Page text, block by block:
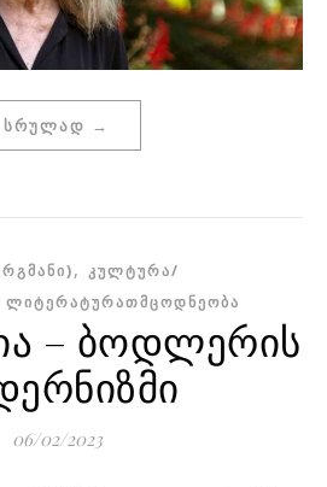
ᲡᲠᲣᲚᲐᲓ →
, ᲙᲣᲚᲢᲣᲠᲐ/
ᲚᲘᲢᲔᲠᲐᲢᲣᲠᲐᲗᲛᲪᲝᲓᲜᲔᲝᲑᲐ
– ბოდლერის
06/02/2023